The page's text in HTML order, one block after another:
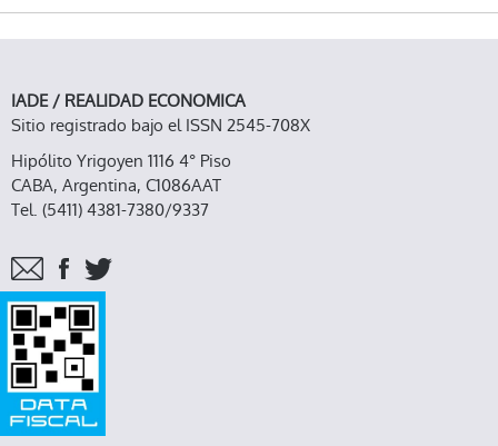
IADE / REALIDAD ECONOMICA
Sitio registrado bajo el ISSN 2545-708X
Hipólito Yrigoyen 1116 4° Piso
CABA, Argentina, C1086AAT
Tel. (5411) 4381-7380/9337